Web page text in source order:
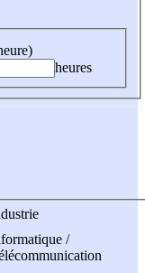
heures
/